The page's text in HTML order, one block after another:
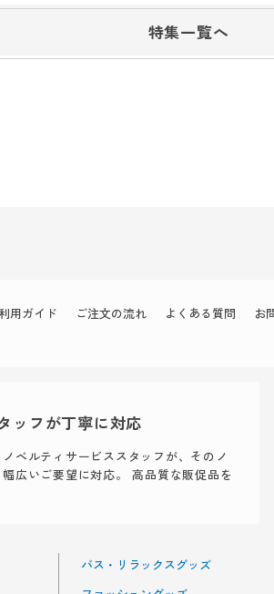
特集一覧へ
用ガイド ご注文の流れ よくある質問 お
ッフが丁寧に対応
ベルティサービススタッフが、そのノ
広いご要望に対応。 高品質な販促品を
バス・リラックスグッズ